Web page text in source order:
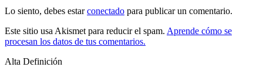
Lo siento, debes estarconectado para publicar un comentario.
Este sitio usa Akismet para reducir el spam. Aprende cómo se
procesan los datos de tus comentarios.
Alta Definición